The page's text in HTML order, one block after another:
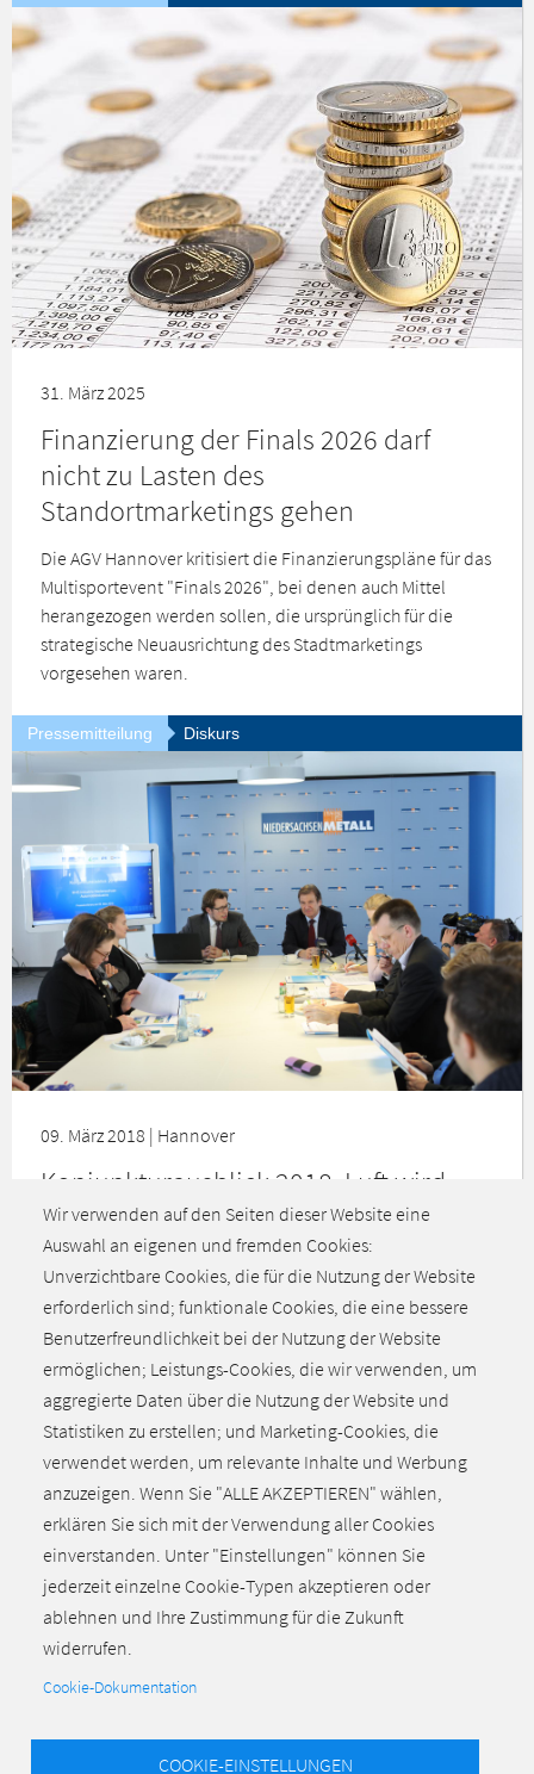
31. März 2025
Finanzierung der Finals 2026 darf
nicht zu Lasten des
Standortmarketings gehen
Die AGV Hannover kritisiert die Finanzierungspläne für das
Multisportevent "Finals 2026", bei denen auch Mittel
herangezogen werden sollen, die ursprünglich für die
strategische Neuausrichtung des Stadtmarketings
vorgesehen waren.
Pressemitteilung Diskurs
09. März 2018 | Hannover
Konjunkturausblick 2018: Luft wird
dünner, Risiken wachsen
Konjunkturausblick 2018: „Drohender Handelskrieg
verhagelt die Stimmung. Fachkräftemangel wird zur
handfesten Wachstumsbremse.“
Alle aktuellen Meldungen
Zurück zum Seitenanfang
Wir verwenden auf den Seiten dieser Website eine
Auswahl an eigenen und fremden Cookies:
Unverzichtbare Cookies, die für die Nutzung der Website
erforderlich sind; funktionale Cookies, die eine bessere
Benutzerfreundlichkeit bei der Nutzung der Website
ermöglichen; Leistungs-Cookies, die wir verwenden, um
aggregierte Daten über die Nutzung der Website und
Statistiken zu erstellen; und Marketing-Cookies, die
verwendet werden, um relevante Inhalte und Werbung
anzuzeigen. Wenn Sie "ALLE AKZEPTIEREN" wählen,
erklären Sie sich mit der Verwendung aller Cookies
einverstanden. Unter "Einstellungen" können Sie
jederzeit einzelne Cookie-Typen akzeptieren oder
ablehnen und Ihre Zustimmung für die Zukunft
widerrufen.
Cookie-Dokumentation
COOKIE-EINSTELLUNGEN